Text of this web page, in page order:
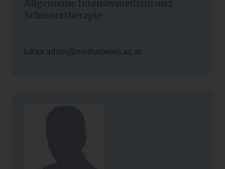
Allgemeine Intensivmedizin und
Schmerztherapie
lukas.adam@meduniwien.ac.at